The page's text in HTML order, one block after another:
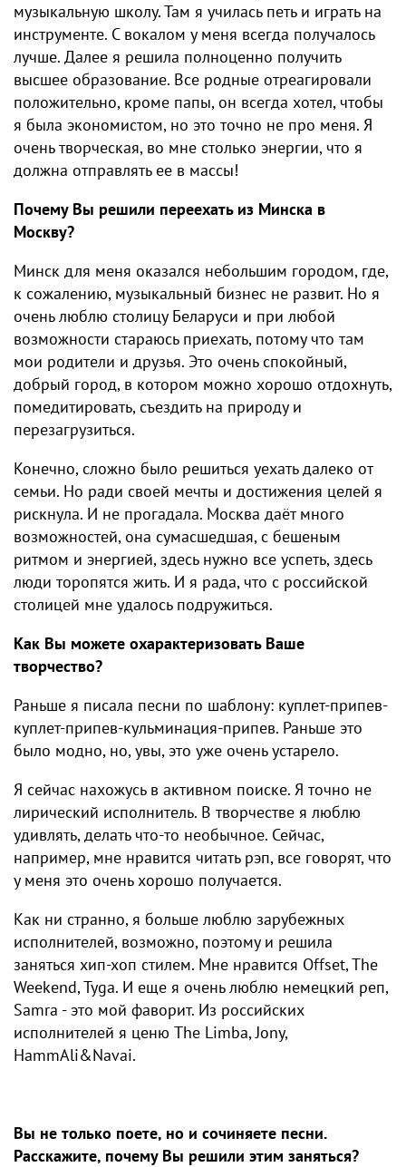
музыкальную школу. Там я училась петь и играть на
инструменте. С вокалом у меня всегда получалось
лучше. Далее я решила полноценно получить
высшее образование. Все родные отреагировали
положительно, кроме папы, он всегда хотел, чтобы
я была экономистом, но это точно не про меня. Я
очень творческая, во мне столько энергии, что я
должна отправлять ее в массы!
Почему Вы решили переехать из Минска в
Москву?
Минск для меня оказался небольшим городом, где,
к сожалению, музыкальный бизнес не развит. Но я
очень люблю столицу Беларуси и при любой
возможности стараюсь приехать, потому что там
мои родители и друзья. Это очень спокойный,
добрый город, в котором можно хорошо отдохнуть,
помедитировать, съездить на природу и
перезагрузиться.
Конечно, сложно было решиться уехать далеко от
семьи. Но ради своей мечты и достижения целей я
рискнула. И не прогадала. Москва даёт много
возможностей, она сумасшедшая, с бешеным
ритмом и энергией, здесь нужно все успеть, здесь
люди торопятся жить. И я рада, что с российской
столицей мне удалось подружиться.
Как Вы можете охарактеризовать Ваше
творчество?
Раньше я писала песни по шаблону: куплет-припев-
куплет-припев-кульминация-припев. Раньше это
было модно, но, увы, это уже очень устарело.
Я сейчас нахожусь в активном поиске. Я точно не
лирический исполнитель. В творчестве я люблю
удивлять, делать что-то необычное. Сейчас,
например, мне нравится читать рэп, все говорят, что
у меня это очень хорошо получается.
Как ни странно, я больше люблю зарубежных
исполнителей, возможно, поэтому и решила
заняться хип-хоп стилем. Мне нравится Offset, The
Weekend, Tyga. И еще я очень люблю немецкий реп,
Samra - это мой фаворит. Из российских
исполнителей я ценю The Limba, Jony,
HammAli&Navai.
Вы не только поете, но и сочиняете песни.
Расскажите, почему Вы решили этим заняться?